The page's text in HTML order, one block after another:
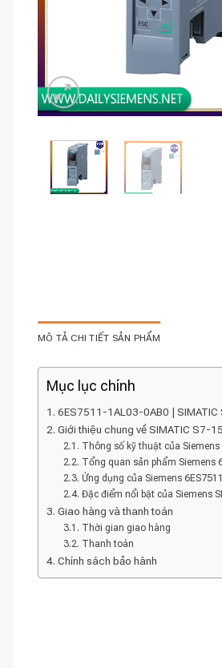
MÔ TẢ CHI TIẾT SẢN PHẨM
Mục lục chính
6ES7511-1AL03-0AB0 |
Giới thiệu chung về SIMATIC S7-
Thông số kỹ thuật của
Tổng quan sản phẩm Siemens
Ứng dụng của Siemens
Đặc điểm nổi bật của Siemens
Giao hàng và thanh toán
Thời gian giao hàng
Thanh toán
Chính sách bảo hành